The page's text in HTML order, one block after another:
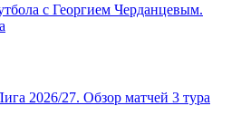
с Георгием Черданцевым.
2026/27. Обзор матчей 3 тура